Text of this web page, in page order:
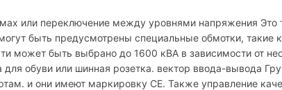
или переключение между уровнями напряжения
быть предусмотрены специальные обмотки, такие
может быть выбрано до 1600 кВА в зависимости от
обуви или шинная розетка. вектор ввода-вывода
и они имеют маркировку CE. Также управление